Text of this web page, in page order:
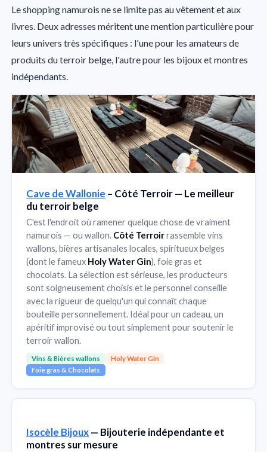
Le shopping namurois ne se limite pas au vêtement et aux
livres. Deux adresses méritent une mention particulière pour
leurs univers très spécifiques : l'une pour les amateurs de
produits du terroir belge, l'autre pour les bijoux et montres
indépendants.
Cave de Wallonie – Côté Terroir — Le meilleur
du terroir belge
C'est l'endroit où ramener quelque chose de vraiment
namurois — ou wallon. Côté Terroirrassemble vins
wallons, bières artisanales locales, spiritueux belges
(dont le fameux Holy Water Gin), foie gras et
chocolats. La sélection est sérieuse, les producteurs
sont soigneusement choisis et le personnel conseille
avec la rigueur de quelqu'un qui connaît chaque
bouteille personnellement. Idéal pour un cadeau, un
apéritif improvisé ou tout simplement pour soutenir le
terroir wallon.
Vins & Bières wallons
Holy Water Gin
Foie gras & Chocolats
Isocèle Bijoux— Bijouterie indépendante et
montres sur mesure